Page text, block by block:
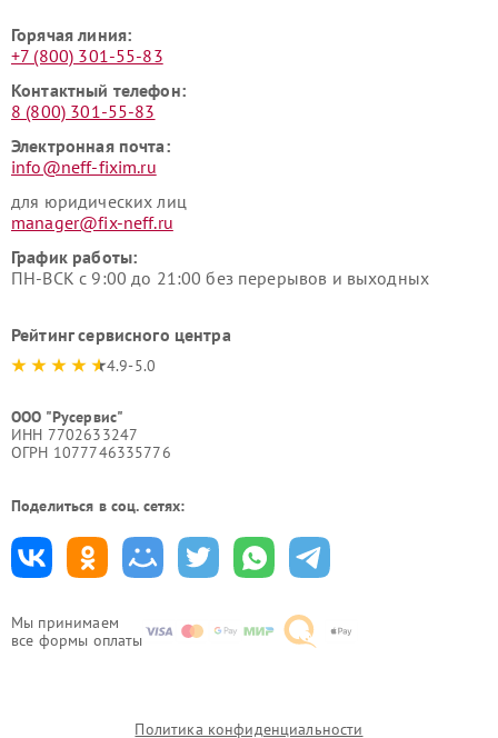
Мы принимаем
все формы оплаты
Горячая линия:
+7 (800) 301-55-83
Контактный телефон:
8 (800) 301-55-83
Электронная почта:
info@neff-fixim.ru
для юридических лиц
manager@fix-neff.ru
График работы:
ПН-ВСК с 9:00 до 21:00 без перерывов и выходных
Рейтинг сервисного центра
4.9-5.0
ООО "Русервис"
ИНН 7702633247
ОГРН 1077746335776
Поделиться в соц. сетях:
Политика конфиденциальности